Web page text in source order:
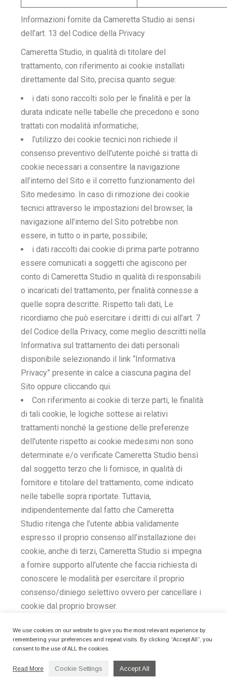
Informazioni fornite da Cameretta Studio ai sensi
dell’art. 13 del Codice della Privacy
Cameretta Studio, in qualità di titolare del
trattamento, con riferimento ai cookie installati
direttamente dal Sito, precisa quanto segue:
i dati sono raccolti solo per le finalità e per la
durata indicate nelle tabelle che precedono e sono
trattati con modalità informatiche;
l’utilizzo dei cookie tecnici non richiede il
consenso preventivo dell’utente poiché si tratta di
cookie necessari a consentire la navigazione
all’interno del Sito e il corretto funzionamento del
Sito medesimo. In caso di rimozione dei cookie
tecnici attraverso le impostazioni del browser, la
navigazione all’interno del Sito potrebbe non
essere, in tutto o in parte, possibile;
i dati raccolti dai cookie di prima parte potranno
essere comunicati a soggetti che agiscono per
conto di Cameretta Studio in qualità di responsabili
o incaricati del trattamento, per finalità connesse a
quelle sopra descritte. Rispetto tali dati, Le
ricordiamo che può esercitare i diritti di cui all’art. 7
del Codice della Privacy, come meglio descritti nella
Informativa sul trattamento dei dati personali
disponibile selezionando il link “Informativa
Privacy” presente in calce a ciascuna pagina del
Sito oppure cliccando qui.
Con riferimento ai cookie di terze parti, le finalità
di tali cookie, le logiche sottese ai relativi
trattamenti nonché la gestione delle preferenze
dell’utente rispetto ai cookie medesimi non sono
determinate e/o verificateCameretta Studiobensì
dal soggetto terzo che li fornisce, in qualità di
fornitore e titolare del trattamento, come indicato
nelle tabelle sopra riportate. Tuttavia,
indipendentemente dal fatto cheCameretta
Studio ritenga che l’utente abbia validamente
espresso il proprio consenso all’installazione dei
cookie, anche di terzi,Cameretta Studio si impegna
a fornire supporto all’utente che faccia richiesta di
conoscere le modalità per esercitare il proprio
consenso/diniego selettivo ovvero per cancellare i
cookie dal proprio browser.
We use cookies on our website to give you the most relevant experience by
remembering your preferences and repeat visits. By clicking “Accept All”, you
consent to the use of ALL the cookies.
Read More Cookie Settings Accept All